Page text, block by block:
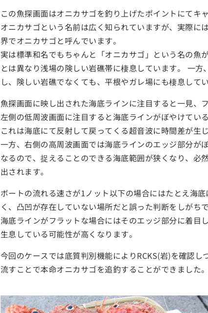
この魚探画面はオニカサゴを釣り上げたポイントにてキ
オニカサゴという名前は広く知られていますが、実際
界でオニカサゴと呼んでいます。
実は標準和名でもちゃんと「オニカサゴ」という名の
とは異なり浅場の険しい岩礁帯に棲息しています。 一
し、険しい岩礁でなくても、平根やガレ場にも棲息してい
魚探画面に映し出された海底ラインに注目すると一見、
左側の低周波画面に注目すると海底ラインがぼやけてい
これは海底にて反射して戻ってくる超音波に時間差が生
一方、右側の高周波画面では海底ラインのエッジ部分が
なるので、捉えることのできる海底範囲が狭くなり、必
出されます。
ボートの流れる速さが1ノット以下の場合にはたとえ海
く、凸凹が存在していない場所だと誤った判断をしがちで
海底ラインがフラットな場合にはそのエッジ部分に着目
生息している可能性が高くなります。
今回のケースでは底質判別機能によりRCKS(岩)を確認
流すことで本命オニカサゴを追釣することができました。